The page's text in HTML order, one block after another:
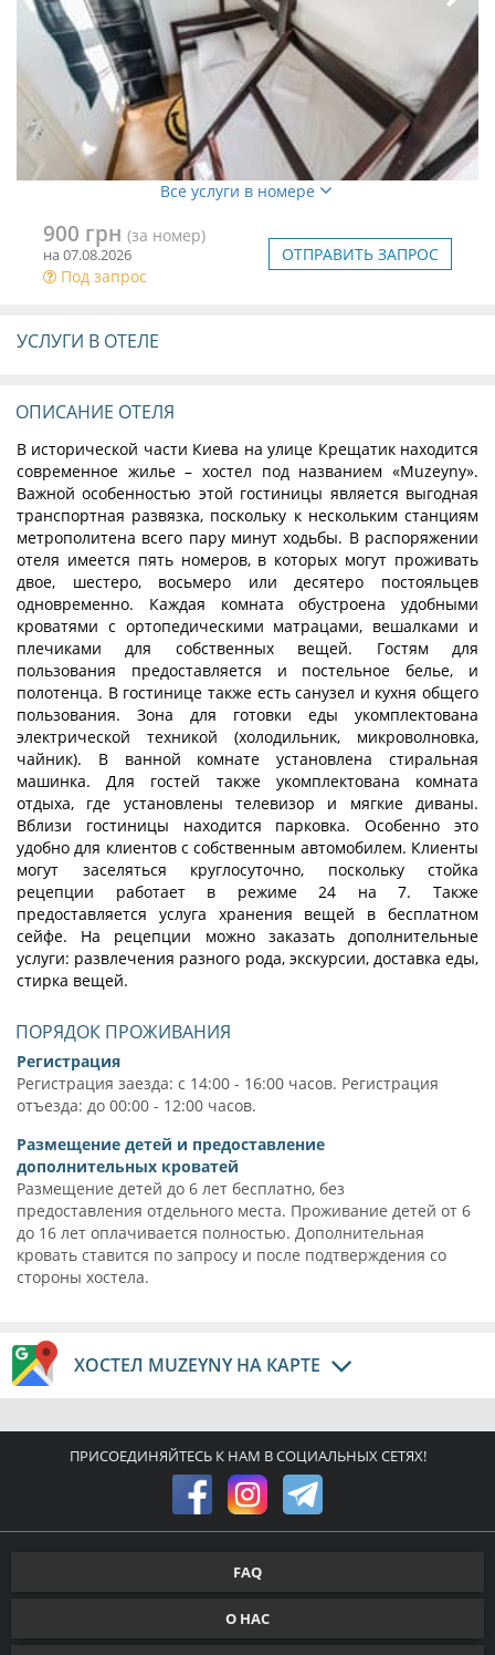
Все услуги в номере
900 грн (за номер)
на 07.08.2026
Под запрос
ОТПРАВИТЬ ЗАПРОС
УСЛУГИ В ОТЕЛЕ
ОПИСАНИЕ ОТЕЛЯ
В исторической части Киева на улице Крещатик находится
современное жилье – хостел под названием «Muzeyny».
Важной особенностью этой гостиницы является выгодная
транспортная развязка, поскольку к нескольким станциям
метрополитена всего пару минут ходьбы. В распоряжении
отеля имеется пять номеров, в которых могут проживать
двое, шестеро, восьмеро или десятеро постояльцев
одновременно. Каждая комната обустроена удобными
кроватями с ортопедическими матрацами, вешалками и
плечиками для собственных вещей. Гостям для
пользования предоставляется и постельное белье, и
полотенца. В гостинице также есть санузел и кухня общего
пользования. Зона для готовки еды укомплектована
электрической техникой (холодильник, микроволновка,
чайник). В ванной комнате установлена стиральная
машинка. Для гостей также укомплектована комната
отдыха, где установлены телевизор и мягкие диваны.
Вблизи гостиницы находится парковка. Особенно это
удобно для клиентов с собственным автомобилем. Клиенты
могут заселяться круглосуточно, поскольку стойка
рецепции работает в режиме 24 на 7. Также
предоставляется услуга хранения вещей в бесплатном
сейфе. На рецепции можно заказать дополнительные
услуги: развлечения разного рода, экскурсии, доставка еды,
стирка вещей.
ПОРЯДОК ПРОЖИВАНИЯ
Регистрация
Регистрация заезда: с 14:00 - 16:00 часов. Регистрация
отъезда: до 00:00 - 12:00 часов.
Размещение детей и предоставление
дополнительных кроватей
Размещение детей до 6 лет бесплатно, без
предоставления отдельного места. Проживание детей от 6
до 16 лет оплачивается полностью. Дополнительная
кровать ставится по запросу и после подтверждения со
стороны хостела.
ХОСТЕЛ MUZEYNY НА КАРТЕ
ПРИСОЕДИНЯЙТЕСЬ К НАМ В СОЦИАЛЬНЫХ СЕТЯХ!
FAQ
О НАС